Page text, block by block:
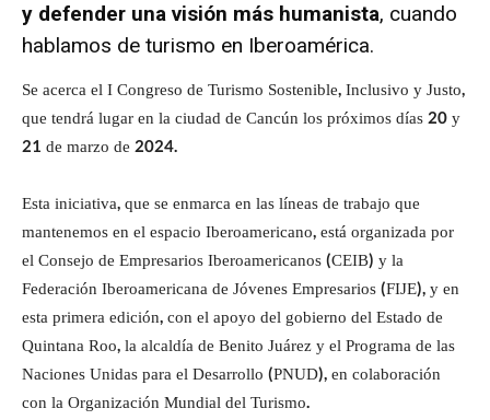
y defender una visión más humanista, cuando
hablamos de turismo en Iberoamérica.
Se acerca el I Congreso de Turismo Sostenible, Inclusivo y Justo,
que tendrá lugar en la ciudad de Cancún los próximos días 20 y
21 de marzo de 2024.
Esta iniciativa, que se enmarca en las líneas de trabajo que
mantenemos en el espacio Iberoamericano, está organizada por
el Consejo de Empresarios Iberoamericanos (CEIB) y la
Federación Iberoamericana de Jóvenes Empresarios (FIJE), y en
esta primera edición, con el apoyo del gobierno del Estado de
Quintana Roo, la alcaldía de Benito Juárez y el Programa de las
Naciones Unidas para el Desarrollo (PNUD), en colaboración
con la Organización Mundial del Turismo.